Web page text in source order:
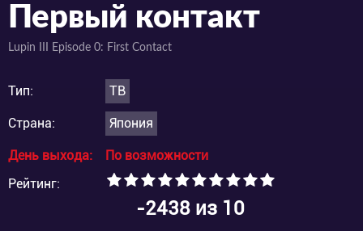
Первый контакт
Lupin III Episode 0: First Contact
Тип: ТВ
Страна: Япония
День выхода:
По возможности
Рейтинг:
-2438 из 10